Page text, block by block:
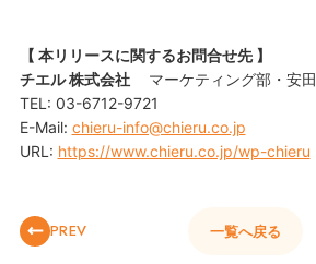
【 本リリースに関するお問合せ先 】
チエル 株式会社 マーケティング部・安田
TEL: 03-6712-9721
E-Mail: chieru-info@chieru.co.jp
URL: https://www.chieru.co.jp/wp-chieru
PREV 一覧へ戻る